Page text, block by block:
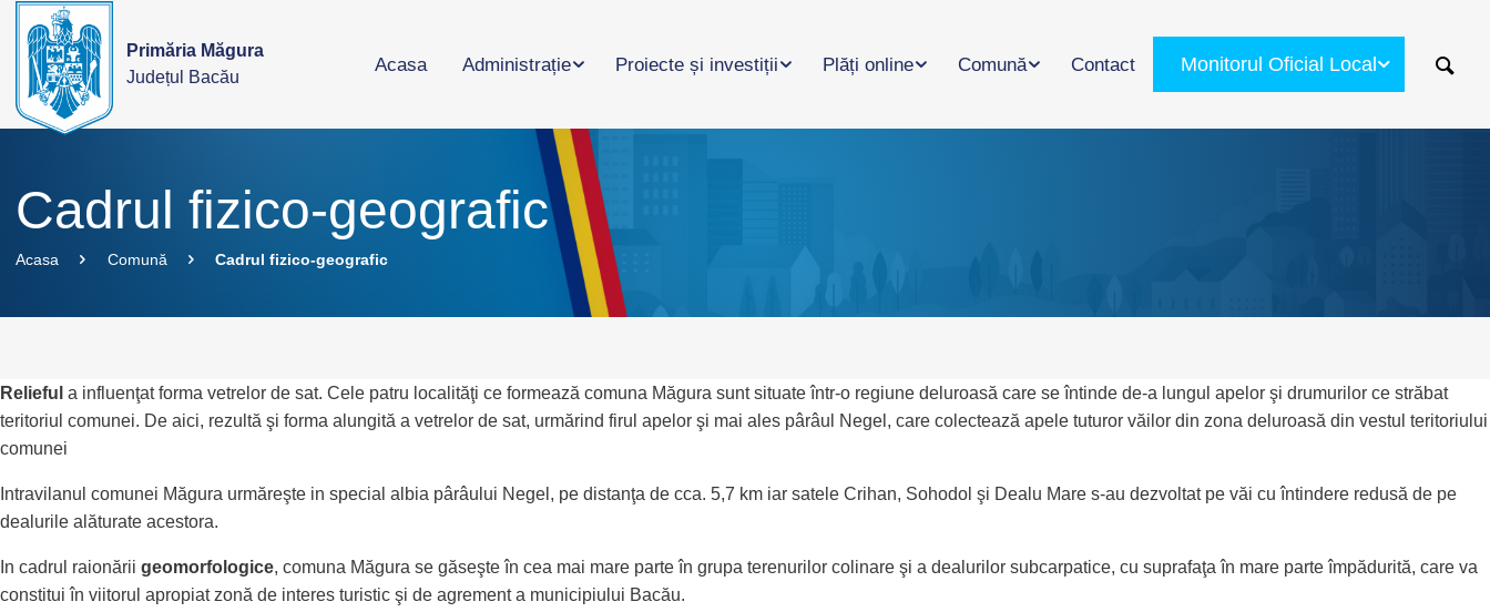
Primăria Măgura
Județul Bacău
Acasa Administrație Proiecte și investiții Plăți online Comună Contact Monitorul Oficial Local
Cadrul fizico-geografic
Acasa Comună Cadrul fizico-geografic
Relieful a influenţat forma vetrelor de sat. Cele patru localităţi ce formează comuna Măgura sunt situate într-o regiune deluroasă care se întinde de-a lungul apelor şi drumurilor ce străbat
teritoriul comunei. De aici, rezultă şi forma alungită a vetrelor de sat, urmărind firul apelor şi mai ales pârâul Negel, care colectează apele tuturor văilor din zona deluroasă din vestul teritoriului
comunei
Intravilanul comunei Măgura urmăreşte in special albia pârâului Negel, pe distanţa de cca. 5,7 km iar satele Crihan, Sohodol şi Dealu Mare s-au dezvoltat pe văi cu întindere redusă de pe
dealurile alăturate acestora.
In cadrul raionării geomorfologice, comuna Măgura se găseşte în cea mai mare parte în grupa terenurilor colinare şi a dealurilor subcarpatice, cu suprafaţa în mare parte împădurită, care va
constitui în viitorul apropiat zonă de interes turistic şi de agrement a municipiului Bacău.